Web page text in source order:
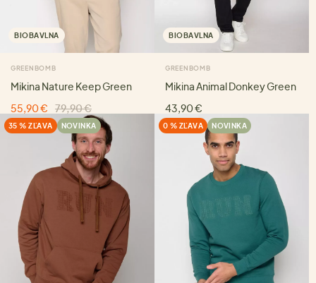
BIOBAVLNA
GREENBOMB
Mikina Nature Keep Green
55,90 €
79,90 €
BIOBAVLNA
GREENBOMB
Mikina Animal Donkey Green
43,90 €
35 % ZĽAVA NOVINKA 0 % ZĽAVA NOVINKA